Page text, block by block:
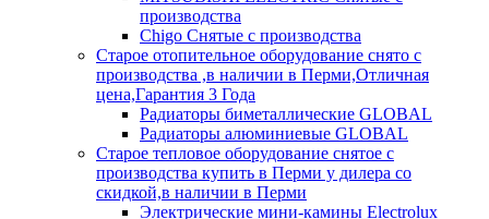
производства
Chigo Снятые с производства
Старое отопительное оборудование снято с
производства ,в наличии в Перми,Отличная
цена,Гарантия 3 Года
Радиаторы биметаллические GLOBAL
Радиаторы алюминиевые GLOBAL
Старое тепловое оборудование снятое с
производства купить в Перми у дилера со
скидкой,в наличии в Перми
Электрические мини-камины Electrolux